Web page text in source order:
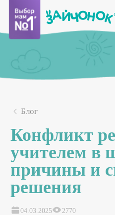
Блог
Конфликт
учителем в
причины и
решения
04.03.2025
2770